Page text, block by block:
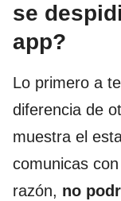
se
app?
Lo primero a
diferencia de
muestra el
comunicas
razón, no